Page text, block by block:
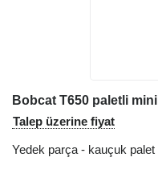
Bobcat T650 paletli
Talep üzerine fiyat
Yedek parça - kauçuk palet